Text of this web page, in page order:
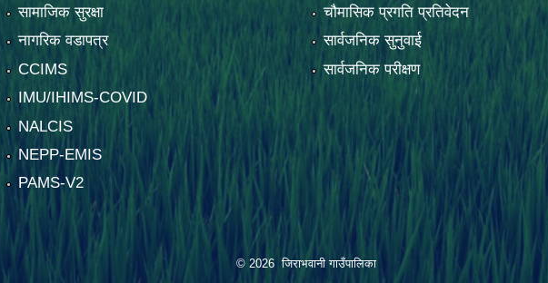
सामाजिक सुरक्षा
नागरिक वडापत्र
CCIMS
IMU/IHIMS-COVID
NALCIS
NEPP-EMIS
PAMS-V2
चौमासिक प्रगति प्रतिवेदन
सार्वजनिक सुनुवाई
सार्वजनिक परीक्षण
© 2026 जिराभवानी गाउँपालिका